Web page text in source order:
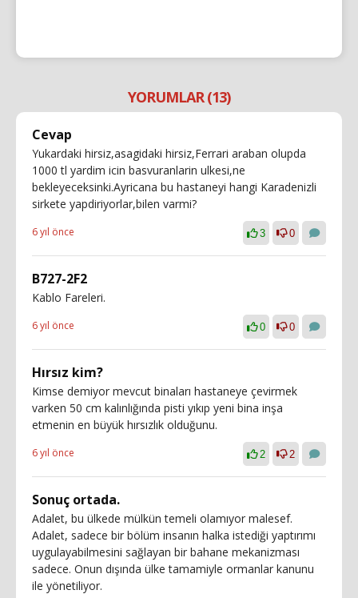
YORUMLAR (13)
Cevap
Yukardaki hirsiz,asagidaki hirsiz,Ferrari araban olupda
1000 tl yardim icin basvuranlarin ulkesi,ne
bekleyeceksinki.Ayricana bu hastaneyi hangi Karadenizli
sirkete yapdiriyorlar,bilen varmi?
6 yıl önce 3 0
B727-2F2
Kablo Fareleri.
6 yıl önce 0 0
Hırsız kim?
Kimse demiyor mevcut binaları hastaneye çevirmek
varken 50 cm kalınlığında pisti yıkıp yeni bina inşa
etmenin en büyük hırsızlık olduğunu.
6 yıl önce 2 2
Sonuç ortada.
Adalet, bu ülkede mülkün temeli olamıyor malesef.
Adalet, sadece bir bölüm insanın halka istediği yaptırımı
uygulayabilmesini sağlayan bir bahane mekanizması
sadece. Onun dışında ülke tamamiyle ormanlar kanunu
ile yönetiliyor.